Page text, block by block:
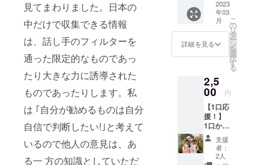
見てまわりました。日本の
中だけで収集できる情報
は、話し手のフィルターを
通った限定的なものであっ
たり大きな力に誘導された
ものであったりします。私
は ｢自分が勧めるものは自分
自信で判断したい!｣と考えて
いるので他人の意見は、あ
る一 方の知識としていただ
寺店に
てご使
用いた
だける
1100円
分の優
待券を
しま
す！ ※
お釣り
は出ま
せんの
でご了
承くだ
さい。
※画像は
2023
年03
月
詳細を見る
こ
の
リ
タ
ー
ン
を
選
択
す
る
2,5
00 円
【1口応
援！】
1口から
の応援
もお待
ちして
支援
者：
2人